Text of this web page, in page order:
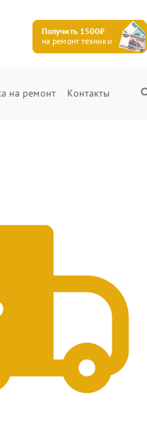
Получить 1500₽
на ремонт техники
на ремонт Контакты